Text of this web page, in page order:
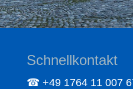
Schnellkontakt
☎ +49 1764 11 007